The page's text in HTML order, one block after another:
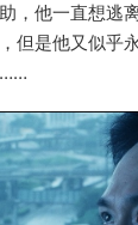
，他一直想
但是他又似乎
……